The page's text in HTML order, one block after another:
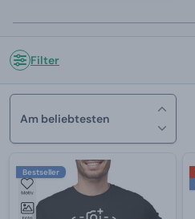
Filter
Am beliebtesten
Bestseller